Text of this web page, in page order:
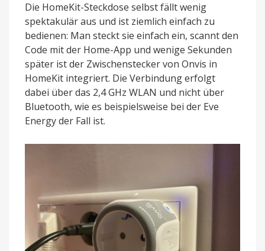
Die HomeKit-Steckdose selbst fällt wenig
spektakulär aus und ist ziemlich einfach zu
bedienen: Man steckt sie einfach ein, scannt den
Code mit der Home-App und wenige Sekunden
später ist der Zwischenstecker von Onvis in
HomeKit integriert. Die Verbindung erfolgt
dabei über das 2,4 GHz WLAN und nicht über
Bluetooth, wie es beispielsweise bei der Eve
Energy der Fall ist.